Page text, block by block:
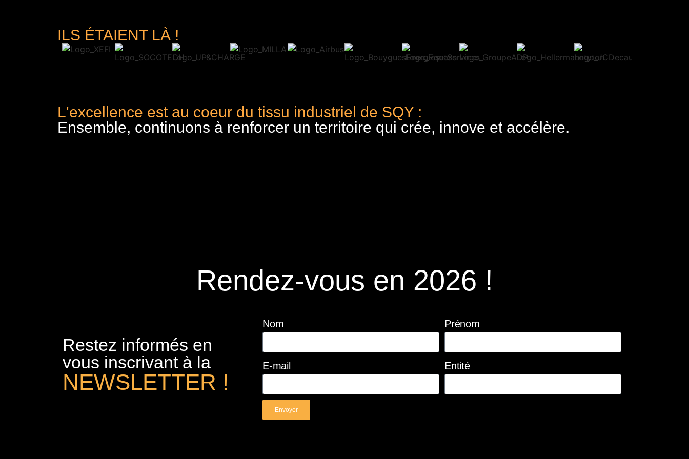
ILS ÉTAIENT LÀ !
L'excellence est au coeur du tissu industriel de SQY :
Ensemble, continuons à renforcer un territoire qui crée, innove et accélère.
Rendez-vous en 2026 !
Restez informés en
vous inscrivant à la
NEWSLETTER !
Nom Prénom
E-mail Entité
Envoyer